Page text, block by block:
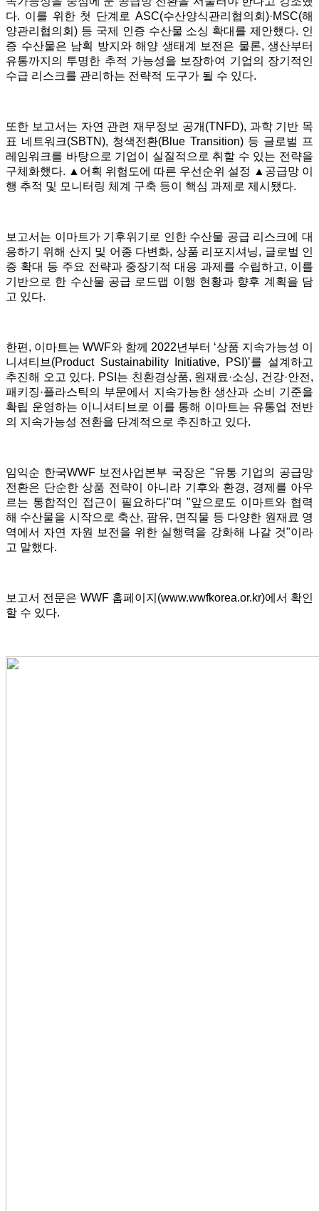
다. 이를 위한 첫 단계로 ASC(수산양식관리협의회)·MSC(해
양관리협의회) 등 국제 인증 수산물 소싱 확대를 제안했다. 인
증 수산물은 남획 방지와 해양 생태계 보전은 물론, 생산부터
유통까지의 투명한 추적 가능성을 보장하여 기업의 장기적인
수급 리스크를 관리하는 전략적 도구가 될 수 있다.
또한 보고서는 자연 관련 재무정보 공개(TNFD), 과학 기반 목
표 네트워크(SBTN), 청색전환(Blue Transition) 등 글로벌 프
레임워크를 바탕으로 기업이 실질적으로 취할 수 있는 전략을
구체화했다. ▲어획 위험도에 따른 우선순위 설정 ▲공급망 이
행 추적 및 모니터링 체계 구축 등이 핵심 과제로 제시됐다.
보고서는 이마트가 기후위기로 인한 수산물 공급 리스크에 대
응하기 위해 산지 및 어종 다변화, 상품 리포지셔닝, 글로벌 인
증 확대 등 주요 전략과 중장기적 대응 과제를 수립하고, 이를
기반으로 한 수산물 공급 로드맵 이행 현황과 향후 계획을 담
고 있다.
한편, 이마트는 WWF와 함께 2022년부터 ‘상품 지속가능성 이
니셔티브(Product Sustainability Initiative, PSI)’를 설계하고
추진해 오고 있다. PSI는 친환경상품, 원재료·소싱, 건강·안전,
패키징·플라스틱의 부문에서 지속가능한 생산과 소비 기준을
확립 운영하는 이니셔티브로 이를 통해 이마트는 유통업 전반
의 지속가능성 전환을 단계적으로 추진하고 있다.
임익순 한국WWF 보전사업본부 국장은 "유통 기업의 공급망
전환은 단순한 상품 전략이 아니라 기후와 환경, 경제를 아우
르는 통합적인 접근이 필요하다"며 "앞으로도 이마트와 협력
해 수산물을 시작으로 축산, 팜유, 면직물 등 다양한 원재료 영
역에서 자연 자원 보전을 위한 실행력을 강화해 나갈 것"이라
고 말했다.
보고서 전문은 WWF 홈페이지(www.wwfkorea.or.kr)에서 확인
할 수 있다.